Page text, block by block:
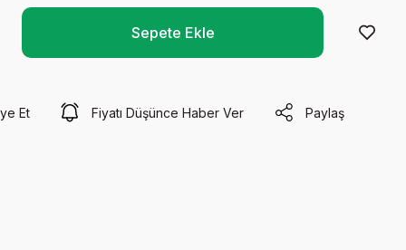
Sepete Ekle
Et Fiyatı Düşünce Haber Ver Paylaş